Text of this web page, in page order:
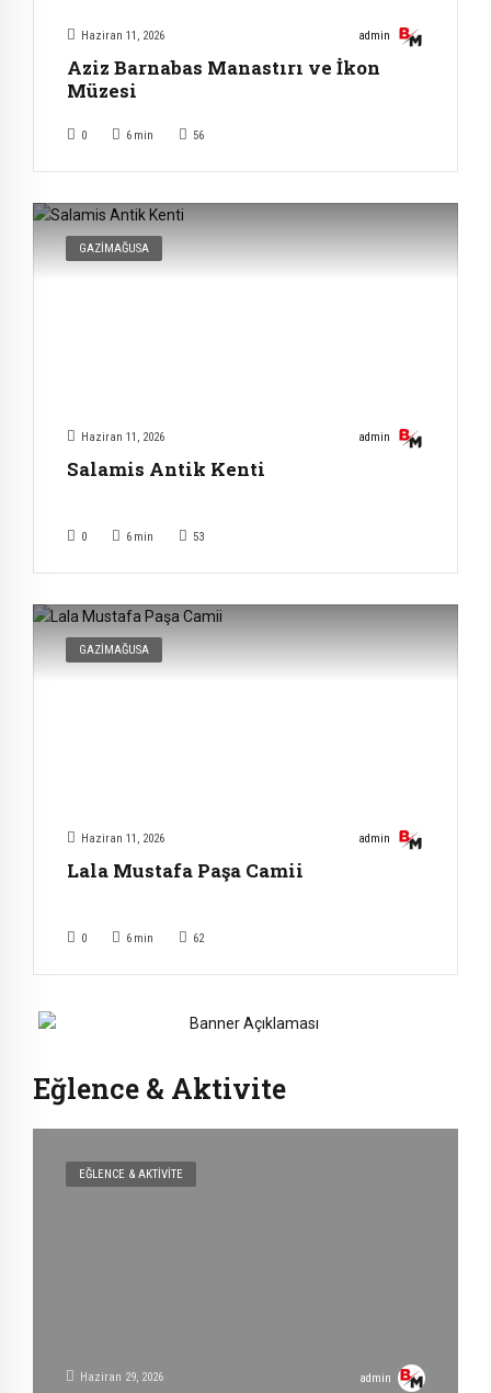
Haziran 11, 2026 admin
Aziz Barnabas Manastırı ve İkon
Müzesi
0 6 min 56
GAZIMAĞUSA
Haziran 11, 2026 admin
Salamis Antik Kenti
0 6 min 53
GAZIMAĞUSA
Haziran 11, 2026 admin
Lala Mustafa Paşa Camii
0 6 min 62
Eğlence & Aktivite
EĞLENCE & AKTIVITE
Haziran 29, 2026 admin